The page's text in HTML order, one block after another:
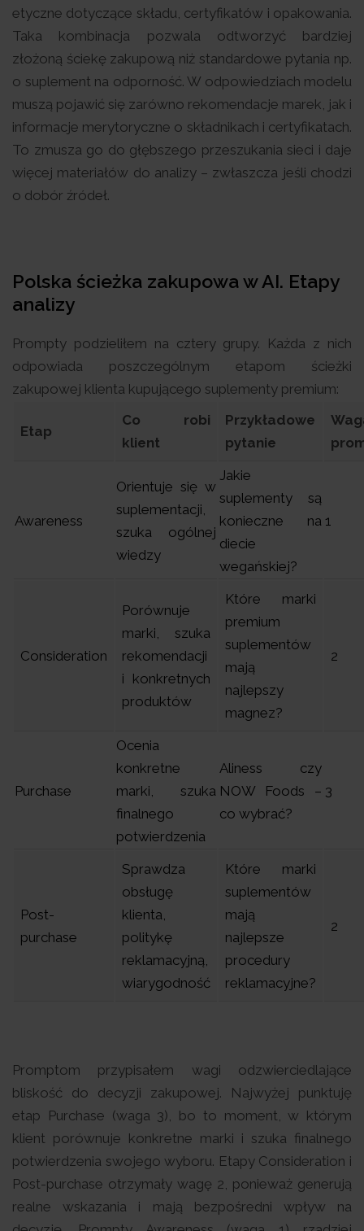
etyczne dotyczące składu, certyfikatów i opakowania.
Taka kombinacja pozwala odtworzyć bardziej
złożoną ściekę zakupową niż standardowe pytania np.
o suplement na odporność. W odpowiedziach modelu
muszą pojawić się zarówno rekomendacje marek, jak i
informacje merytoryczne o składnikach i certyfikatach.
To zmusza go do głębszego przeszukania sieci i daje
więcej materiałów do analizy – zwłaszcza jeśli chodzi
o dobór źródeł.
Polska ścieżka zakupowa w AI. Etapy
analizy
Prompty podzieliłem na cztery grupy. Każda z nich
odpowiada poszczególnym etapom ścieżki
zakupowej klienta kupującego suplementy premium:
Etap
Co robi
klient
Przykładowe
pytanie
Awareness
Orientuje się w
suplementacji,
szuka ogólnej
wiedzy
Jakie
suplementy są
konieczne na
diecie
wegańskiej?
1
Consideration
Porównuje
marki, szuka
rekomendacji
i konkretnych
produktów
Które marki
premium
suplementów
mają
najlepszy
magnez?
2
Purchase
Ocenia
konkretne
marki, szuka
finalnego
potwierdzenia
Aliness czy
NOW Foods –
co wybrać?
3
Post-
purchase
Sprawdza
obsługę
klienta,
politykę
reklamacyjną,
wiarygodność
Które marki
suplementów
mają
najlepsze
procedury
reklamacyjne?
2
Promptom przypisałem wagi odzwierciedlające
bliskość do decyzji zakupowej. Najwyżej punktuję
etap Purchase (waga 3), bo to moment, w którym
klient porównuje konkretne marki i szuka finalnego
potwierdzenia swojego wyboru. Etapy Consideration i
Post-purchase otrzymały wagę 2, ponieważ generują
realne wskazania i mają bezpośredni wpływ na